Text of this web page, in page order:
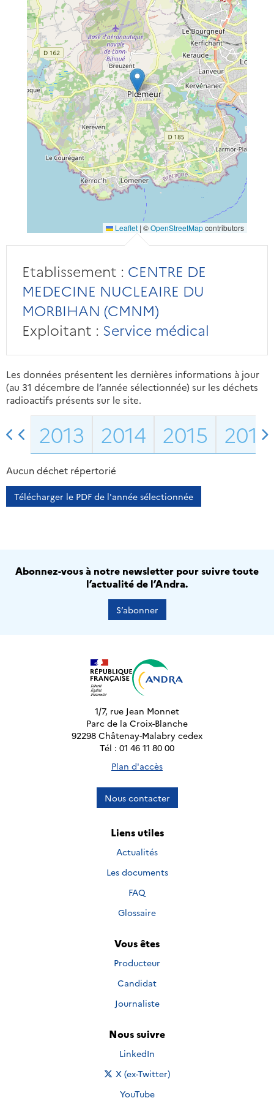
Leaflet | ©OpenStreetMapcontributors
Etablissement : CENTRE DE
MEDECINE NUCLEAIRE DU
MORBIHAN (CMNM)
Exploitant : Service médical
Les données présentent les dernières informations à jour
(au 31 décembre de l’année sélectionnée) sur les déchets
radioactifs présents sur le site.
2013 2014 2015 2016
Aucun déchet répertorié
Télécharger le PDF de l'année sélectionnée
Abonnez-vous à notre newsletter pour suivre toute
l’actualité de l’Andra.
S’abonner
1/7, rue Jean Monnet
Parc de la Croix-Blanche
92298 Châtenay-Malabry cedex
Tél : 01 46 11 80 00
Plan d'accès
Nous contacter
Liens utiles
Actualités
Les documents
FAQ
Glossaire
Vous êtes
Producteur
Candidat
Journaliste
Nous suivre
Nous suivre sur
LinkedIn
Nous suivre sur
X (ex-Twitter)
Nous suivre sur
YouTube